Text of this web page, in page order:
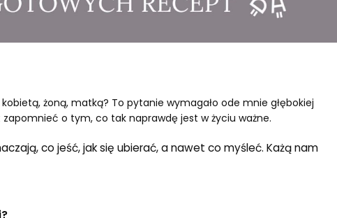
kobietą, żoną, matką? To pytanie wymagało ode mnie głębokiej
o tym, co tak naprawdę jest w życiu ważne.
co jeść, jak się ubierać, a nawet co myśleć. Każą nam